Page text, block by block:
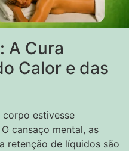
A Cura
Calor e das
corpo estivesse
cansaço mental, as
retenção de líquidos são